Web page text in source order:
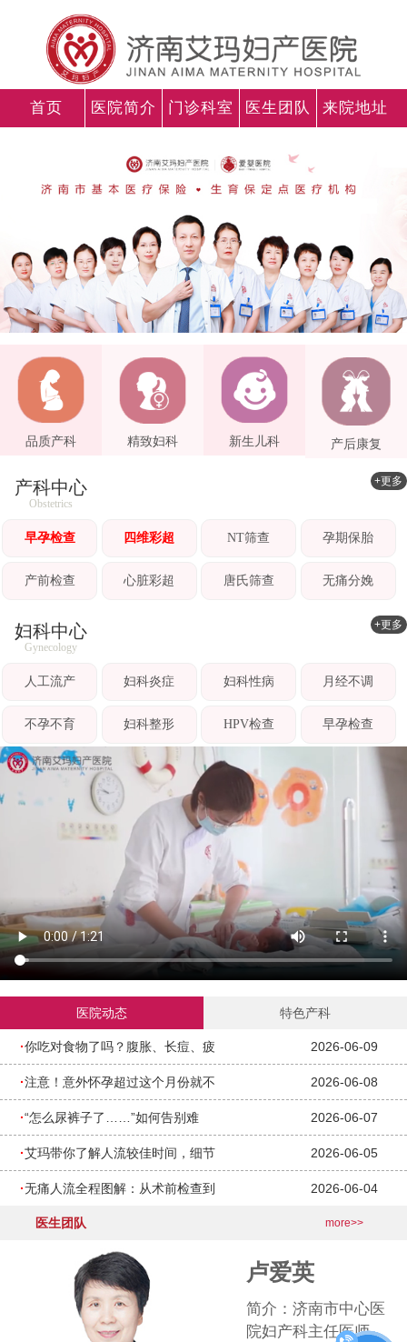
首页 医院简介 门诊科室 医生团队 来院地址
品质产科 精致妇科 新生儿科 产后康复
产科中心
Obstetrics
+更多
早孕检查 四维彩超 NT筛查 孕期保胎
产前检查 心脏彩超 唐氏筛查 无痛分娩
妇科中心
Gynecology
+更多
人工流产 妇科炎症 妇科性病 月经不调
不孕不育 妇科整形 HPV检查 早孕检查
医院动态 特色产科
·你吃对食物了吗？腹胀、长痘、疲 2026-06-09
·注意！意外怀孕超过这个月份就不 2026-06-08
·“怎么尿裤子了……”如何告别难 2026-06-07
·艾玛带你了解人流较佳时间，细节 2026-06-05
·无痛人流全程图解：从术前检查到 2026-06-04
产后盆底功能出现问题，你是其中 2026-06-03
更多医院动态>>
医生团队 more>>
卢爱英
简介：济南市中心医
院妇产科主任医师，